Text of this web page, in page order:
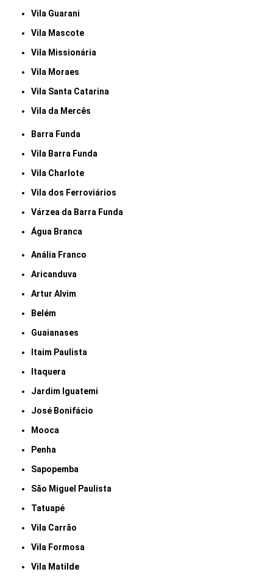
Vila Guarani
Vila Mascote
Vila Missionária
Vila Moraes
Vila Santa Catarina
Vila da Mercês
Barra Funda
Vila Barra Funda
Vila Charlote
Vila dos Ferroviários
Várzea da Barra Funda
Água Branca
Anália Franco
Aricanduva
Artur Alvim
Belém
Guaianases
Itaim Paulista
Itaquera
Jardim Iguatemi
José Bonifácio
Mooca
Penha
Sapopemba
São Miguel Paulista
Tatuapé
Vila Carrão
Vila Formosa
Vila Matilde